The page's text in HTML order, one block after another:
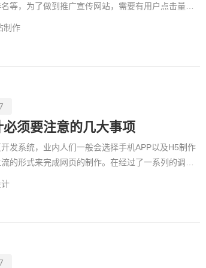
等，为了做到推广宣传网站，需要有用户点击量以
制作
必须要注意的几大事项
发系统，业内人们一般会选择手机APP以及H5制作
的形式来完成网页的制作。在经过了一系列的调查